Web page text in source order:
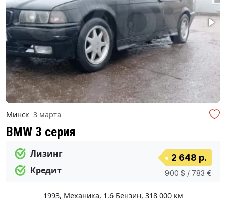
Минск 3 марта
BMW 3 серия
Лизинг
Кредит
2 648 р.
900 $ / 783 €
1993, Механика, 1.6 Бензин, 318 000 км